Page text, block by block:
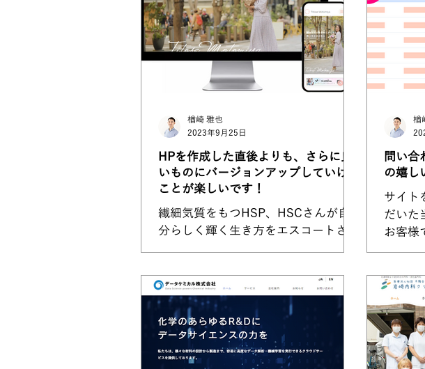
HPを作成した直後よりも、さらに良
いものにバージョンアップしていける
ことが楽しいです！
繊細気質をもつHSP、HSCさんが自
分らしく輝く生き方をエスコートされ
ームページのご相談をいただき早1年
以上。 公開したてではなく、1年間継
続サポートを受けられてのご感想を伺
いました。 ...
楢崎 雅也
2023年9月25日
問い合
の嬉し
サイト
だいた
お客様
コツコ
と97件
が欲し
が、身
楢